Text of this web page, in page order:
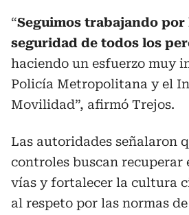
“Seguimos trabajando
seguridad de todos los
haciendo un esfuerzo muy
Policía Metropolitana y el
Movilidad”, afirmó Trejos.
Las autoridades señalaron
controles buscan recuperar
vías y fortalecer la cultura
al respeto por las normas